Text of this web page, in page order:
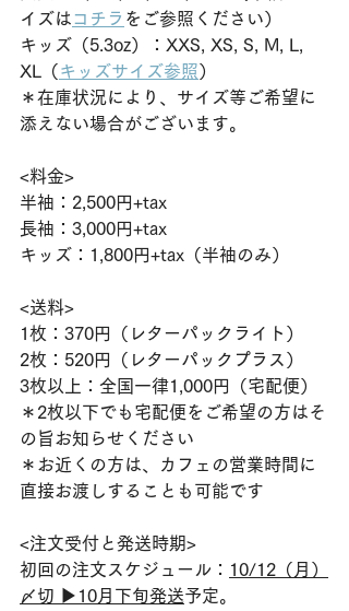
イズはコチラ をご参照ください）
キッズ（5.3oz）：XXS, XS, S, M, L,
XL（ キッズサイズ参照）
＊在庫状況により、サイズ等ご希望に
添えない場合がございます。
<料金>
半袖：2,500円+tax
長袖：3,000円+tax
キッズ：1,800円+tax（半袖のみ）
<送料>
1枚：370円（レターパックライト）
2枚：520円（レターパックプラス）
3枚以上：全国一律1,000円（宅配便）
＊2枚以下でも宅配便をご希望の方はそ
の旨お知らせください
＊お近くの方は、カフェの営業時間に
直接お渡しすることも可能です
<注文受付と発送時期>
初回の注文スケジュール： 10/12（月）
〆切 ▶︎10月下旬発送予定。